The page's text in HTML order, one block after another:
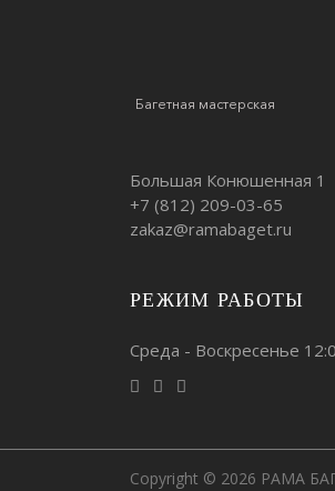
Багетная мастерская
Большая Конюшенная 1
+7 (812) 209-03-65
zakaz@ramabaget.ru
РЕЖИМ РАБОТЫ
Среда - Воскресенье
Copyright © 2026 РАМА